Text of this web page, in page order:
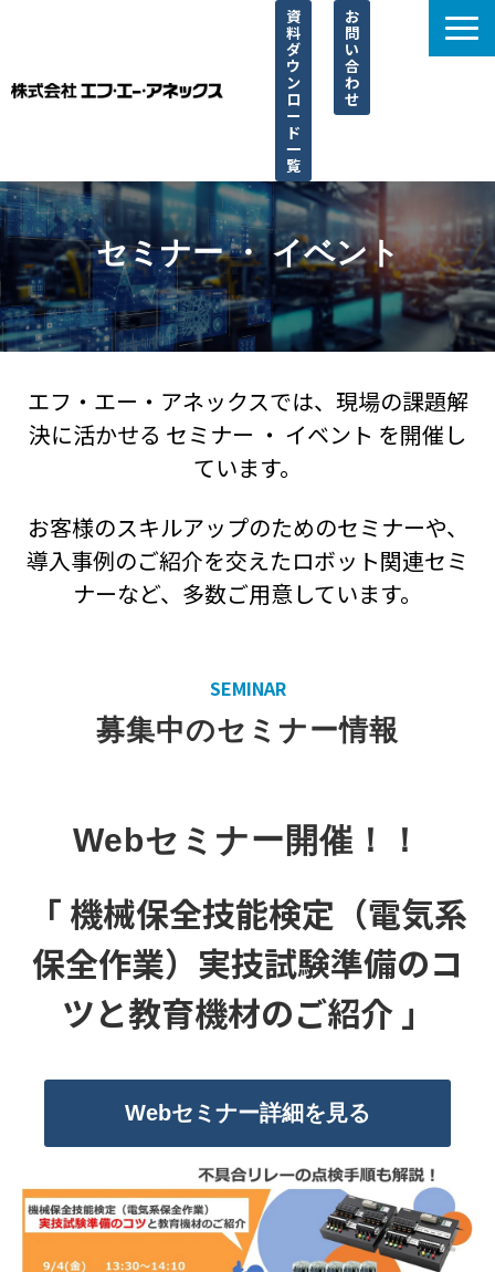
資
料
ダ
ウ
ン
ロ
ー
ド
一
覧
お
問
い
合
わ
せ
選ばれる理由
サービス一覧
取り扱い一覧
導入事例
よくあるご質問
セミナー ・ イベント
エフ・エー・アネックスでは、現場の課題解
決に活かせる セミナー ・ イベント を開催し
ています。
お客様のスキルアップのためのセミナーや、
導入事例のご紹介を交えたロボット関連セミ
ナーなど、多数ご用意しています。
SEMINAR
募集中のセミナー情報
Webセミナー開催！！
「 機械保全技能検定（電気系
保全作業）実技試験準備のコ
ツと教育機材のご紹介 」
Webセミナー詳細を見る